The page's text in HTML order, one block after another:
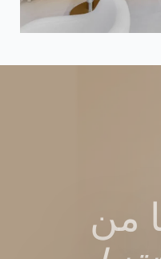
من